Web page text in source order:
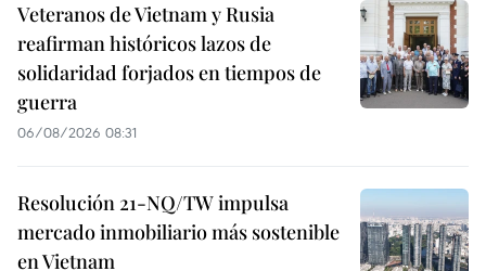
Veteranos de Vietnam y Rusia
reafirman históricos lazos de
solidaridad forjados en tiempos de
guerra
06/08/2026 08:31
Resolución 21-NQ/TW impulsa
mercado inmobiliario más sostenible
en Vietnam